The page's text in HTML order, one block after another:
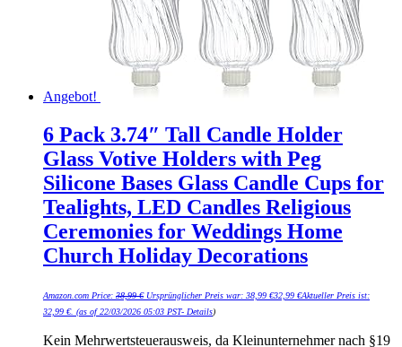
Angebot!
6 Pack 3.74″ Tall Candle Holder
Glass Votive Holders with Peg
Silicone Bases Glass Candle Cups for
Tealights, LED Candles Religious
Ceremonies for Weddings Home
Church Holiday Decorations
Amazon.com Price: 38,99€ Ursprünglicher Preis war: 38,99 €32,99 €Aktueller Preis ist:
32,99 €. (as of 22/03/2026 05:03 PST- Details)
Kein Mehrwertsteuerausweis, da Kleinunternehmer nach §19